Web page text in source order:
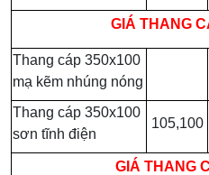
GIÁ THANG
Thang cáp 350x100
mạ kẽm nhúng nóng
Thang cáp 350x100
sơn tĩnh điện
105,100
GIÁ THANG